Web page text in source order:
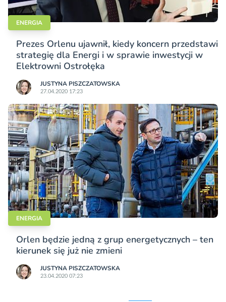
ENERGIA
Prezes Orlenu ujawnił, kiedy koncern przedstawi
strategię dla Energi i w sprawie inwestycji w
Elektrowni Ostrołęka
JUSTYNA PISZCZATOWSKA
27.04.2020 17:23
ENERGIA
Orlen będzie jedną z grup energetycznych – ten
kierunek się już nie zmieni
JUSTYNA PISZCZATOWSKA
23.04.2020 07:23